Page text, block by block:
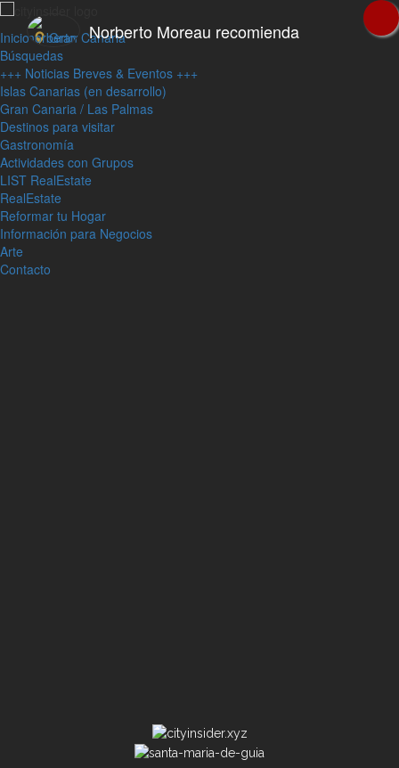
Norberto Moreau recomienda
Inicio
Gran Canaria
Búsquedas
+++ Noticias Breves & Eventos +++
Islas Canarias (en desarrollo)
Gran Canaria / Las Palmas
Destinos para visitar
Gastronomía
Actividades con Grupos
LIST RealEstate
RealEstate
Reformar tu Hogar
Información para Negocios
Arte
Contacto